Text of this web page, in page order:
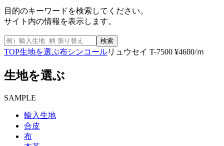
目的のキーワードを検索してください。
サイト内の情報を表示します。
検索
TOP生地を選ぶ布シンコールリュウセイ T-7500 ¥4600/ｍ
生地を選ぶ
SAMPLE
輸入生地
合皮
布